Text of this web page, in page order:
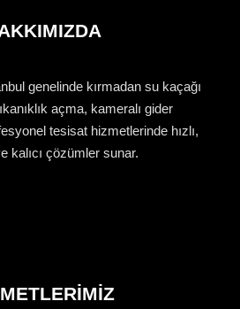
genelinde kırmadan su kaçağı
açma, kameralı gider
tesisat hizmetlerinde hızlı,
kalıcı çözümler sunar.